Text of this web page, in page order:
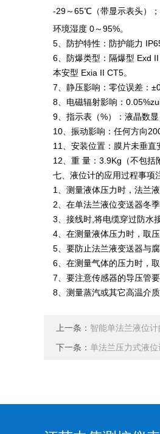
-29～65℃（带显示表头）；
环境湿度 0～95%。
5、防护特性：防护能力
6、防爆类型：隔爆型 Exd II
本安型 Exia II CT5。
7、静压影响：零位误差：
8、电磁辐射影响：
9、指示表（%）：液晶数显
10、振动影响：任何方向
11、安装位置：膜片未垂直
12、重 量：3.9Kg（不包括
七、液位计的应用过程事项
1、测量液体压力时，法兰
2、在单法兰液位变送器冬
3、接线时,将电缆穿过防水
4、在测量液体压力时，取
5、要防止法兰液变送器与
6、在测量气体的压力时，
7、要注意传感器的导压管
8、测量蒸汽或其它高温介
上一条： 智能单法兰液位
下一条： 单法兰压力式液